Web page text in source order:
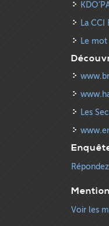
La CCI
Le mot
Les
Voir les